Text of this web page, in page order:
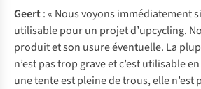
Geert: « Nous voyons immédiatement
utilisable pour un projet d’upcycling.
produit et son usure éventuelle. La
n’est pas trop grave et c’est utilisable
une tente est pleine de trous, elle n’est